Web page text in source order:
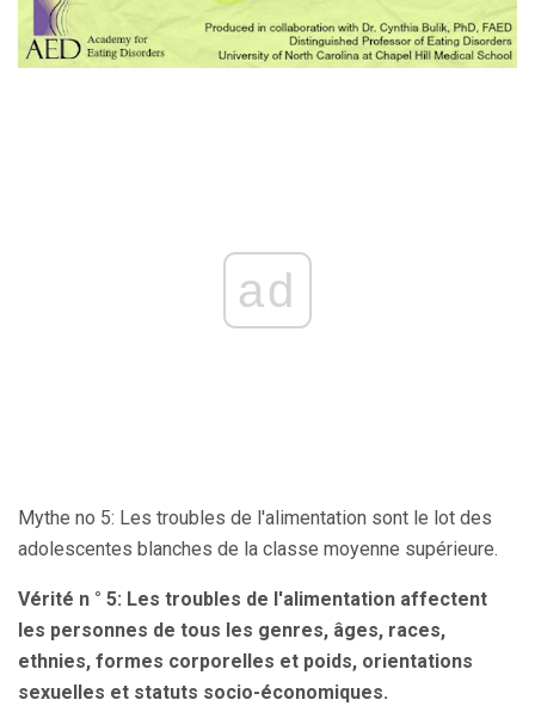
ad
Mythe no 5: Les troubles de l'alimentation sont le lot des
adolescentes blanches de la classe moyenne supérieure.
Vérité n ° 5: Les troubles de l'alimentation affectent
les personnes de tous les genres, âges, races,
ethnies, formes corporelles et poids, orientations
sexuelles et statuts socio-économiques.